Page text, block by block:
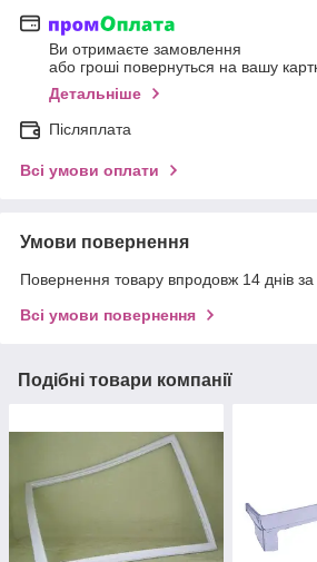
Ви отримаєте замовлення
або гроші повернуться на вашу
Детальніше
Післяплата
Всі умови оплати
Умови повернення
Повернення товару впродовж 14 днів
Всі умови повернення
Подібні товари компанії